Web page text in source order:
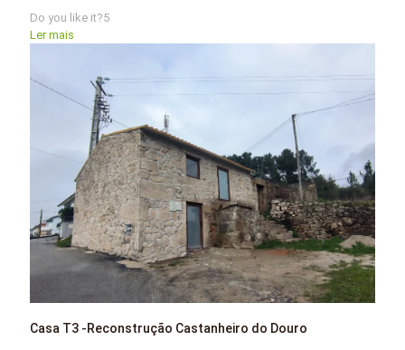
Do you like it?5
Ler mais
Casa T3 -Reconstrução Castanheiro do Douro